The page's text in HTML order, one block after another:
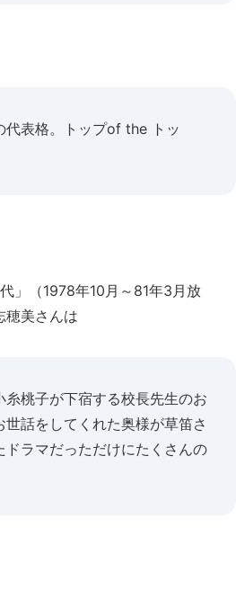
代表格。トップof the トッ
」（1978年10月～81年3月放
穂美さんは
糸桃子が下宿する校長先生のお
世話をしてくれた奥様が草笛さ
ドラマだっただけにたくさんの